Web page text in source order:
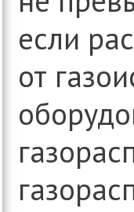
если
от